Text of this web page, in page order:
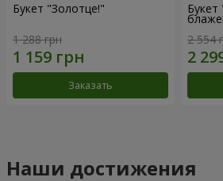
Букет "Золотце!"
1 288 грн
Заказать
2 554
Наши достижения